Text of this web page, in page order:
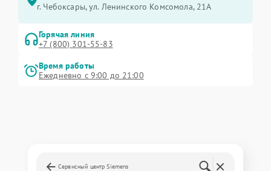
г. Чебоксары, ул. Ленинского Комсомола, 21А
Горячая линия
+7 (800) 301-55-83
Время работы
Ежедневно с 9:00 до 21:00
Сервисный центр Siemens